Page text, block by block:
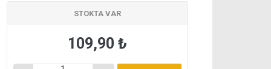
STOKTA VAR
109,90 ₺